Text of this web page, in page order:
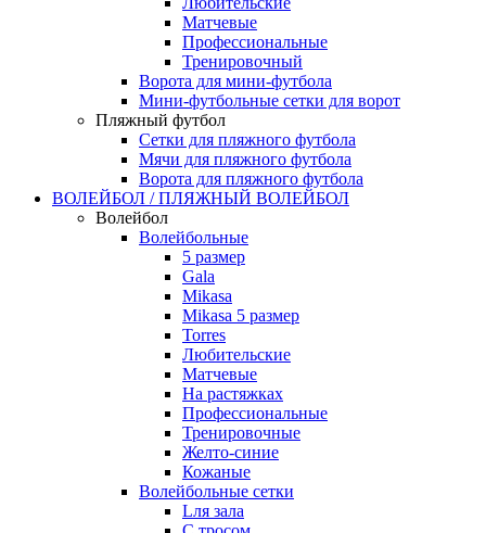
Матчевые
Профессиональные
Тренировочный
Ворота для мини-футбола
Мини-футбольные сетки для ворот
Пляжный футбол
Сетки для пляжного футбола
Мячи для пляжного футбола
Ворота для пляжного футбола
ВОЛЕЙБОЛ / ПЛЯЖНЫЙ ВОЛЕЙБОЛ
Волейбол
Волейбольные
5 размер
Gala
Mikasa
Mikasa 5 размер
Torres
Любительские
Матчевые
На растяжках
Профессиональные
Тренировочные
Желто-синие
Кожаные
Волейбольные сетки
Lля зала